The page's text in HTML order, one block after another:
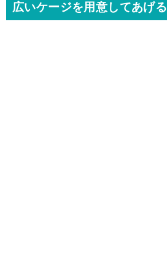
広いケージを用意してあげる